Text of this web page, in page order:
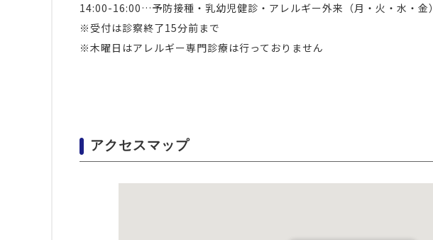
14:00-16:00…予防接種・乳幼児健診・アレルギー外来（月・火・水・金）
※受付は診察終了15分前まで
※木曜日はアレルギー専門診療は行っておりません
アクセスマップ